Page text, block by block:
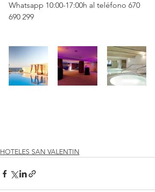
Whatsapp 10:00-17:00h al teléfono 670
690 299
HOTELES SAN VALENTIN